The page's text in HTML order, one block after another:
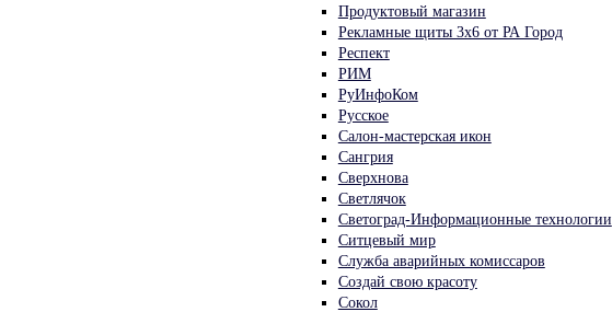
Продуктовый магазин
Рекламные щиты 3х6 от РА Город
Респект
РИМ
РуИнфоКом
Русское
Салон-мастерская икон
Сангрия
Сверхнова
Светлячок
Светоград-Информационные технологии
Ситцевый мир
Служба аварийных комиссаров
Создай свою красоту
Сокол